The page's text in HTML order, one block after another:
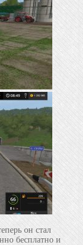
он стал
бесплатно и